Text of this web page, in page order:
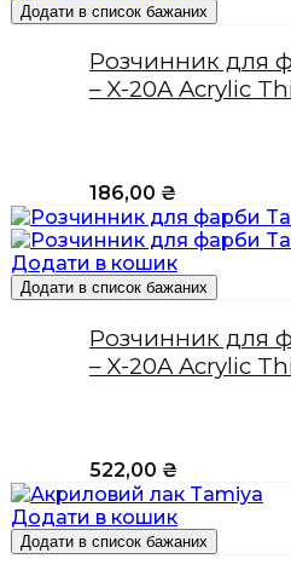
Додати в список бажаних
Розчинник для
– X-20A Acrylic
186,00 ₴
Додати в кошик
Додати в список бажаних
Розчинник для
– X-20A Acrylic
522,00 ₴
Додати в кошик
Додати в список бажаних